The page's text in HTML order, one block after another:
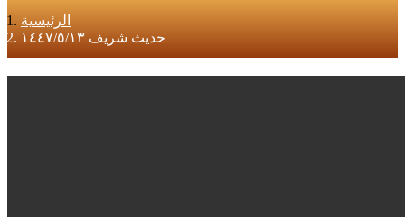
الرئيسية
حديث شريف ١٤٤٧/٥/١٣